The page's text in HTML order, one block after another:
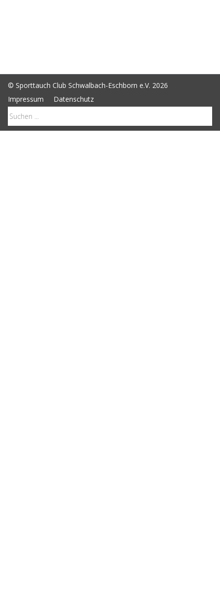
© Sporttauch Club Schwalbach-Eschborn e.V. 2026
Impressum
Datenschutz